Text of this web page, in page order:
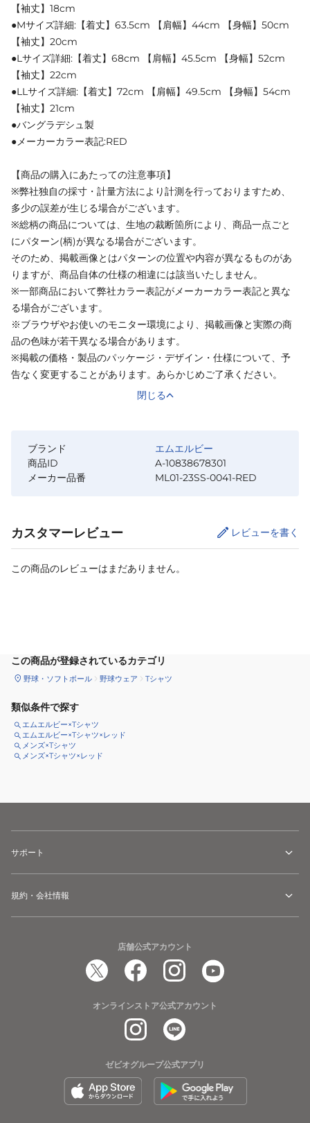
【袖丈】18cm
●Mサイズ詳細:【着丈】63.5cm 【肩幅】44cm 【身幅】50cm
【袖丈】20cm
●Lサイズ詳細:【着丈】68cm 【肩幅】45.5cm 【身幅】52cm
【袖丈】22cm
●LLサイズ詳細:【着丈】72cm 【肩幅】49.5cm 【身幅】54cm
【袖丈】21cm
●バングラデシュ製
●メーカーカラー表記:RED
【商品の購入にあたっての注意事項】
※弊社独自の採寸・計量方法により計測を行っておりますため、
多少の誤差が生じる場合がございます。
※総柄の商品については、生地の裁断箇所により、商品一点ごと
にパターン(柄)が異なる場合がございます。
そのため、掲載画像とはパターンの位置や内容が異なるものがあ
りますが、商品自体の仕様の相違には該当いたしません。
※一部商品において弊社カラー表記がメーカーカラー表記と異な
る場合がございます。
※ブラウザやお使いのモニター環境により、掲載画像と実際の商
品の色味が若干異なる場合があります。
※掲載の価格・製品のパッケージ・デザイン・仕様について、予
告なく変更することがあります。あらかじめご了承ください。
閉じる
ブランド
エムエルビー
商品ID
A-10838678301
メーカー品番
ML01-23SS-0041-RED
カスタマーレビュー レビューを書く
この商品のレビューはまだありません。
この商品が登録されているカテゴリ
野球・ソフトボール 野球ウェア Tシャツ
類似条件で探す
エムエルビー×Tシャツ
エムエルビー×Tシャツ×レッド
メンズ×Tシャツ
メンズ×Tシャツ×レッド
サポート
規約・会社情報
店舗公式アカウント
オンラインストア公式アカウント
ゼビオグループ公式アプリ